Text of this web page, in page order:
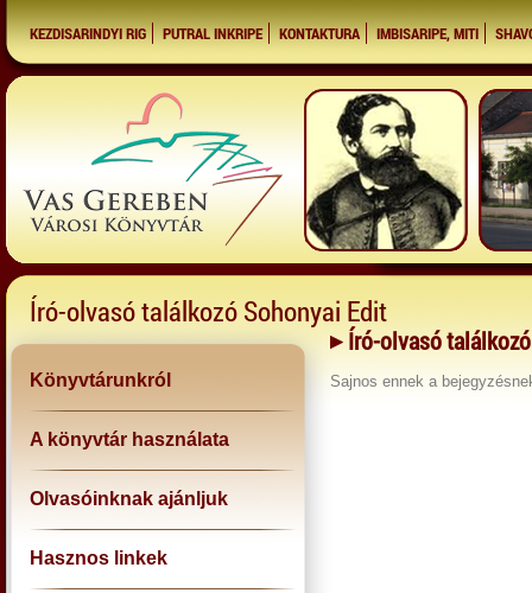
KEZDISARINDYI RIG PUTRAL INKRIPE KONTAKTURA IMBISARIPE, MITI
Író-olvasó találkozó Sohonyai Edit
Könyvtárunkról
A könyvtár használata
Olvasóinknak ajánljuk
Hasznos linkek
Író-olvasó
Sajnos ennek a